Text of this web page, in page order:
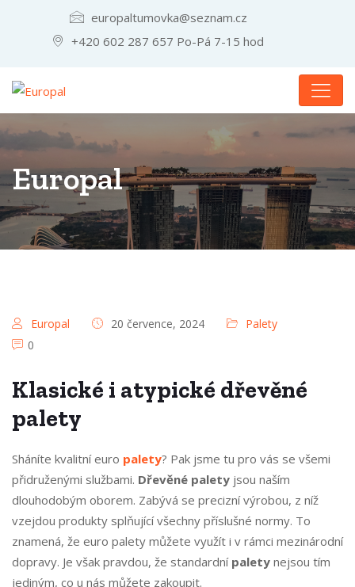
europaltumovka@seznam.cz
+420 602 287 657 Po-Pá 7-15 hod
Europal
Europal 20 července, 2024
Palety
0
Klasické i atypické dřevěné
palety
Sháníte kvalitní euro palety? Pak jsme tu pro vás se všemi
přidruženými službami. Dřevěné palety jsou naším
dlouhodobým oborem. Zabývá se precizní výrobou, z níž
vzejdou produkty splňující všechny příslušné normy. To
znamená, že euro palety můžete využít i v rámci mezinárodní
dopravy. Je však pravdou, že standardní palety nejsou tím
jediným, co u nás můžete zakoupit.